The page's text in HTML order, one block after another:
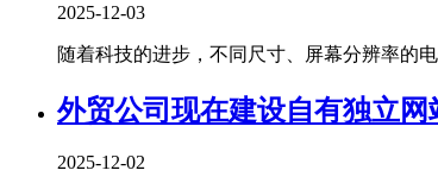
2025-12-03
随着科技的进步，不同尺寸、屏幕分辨率
外贸公司现在建设自有独立网
2025-12-02